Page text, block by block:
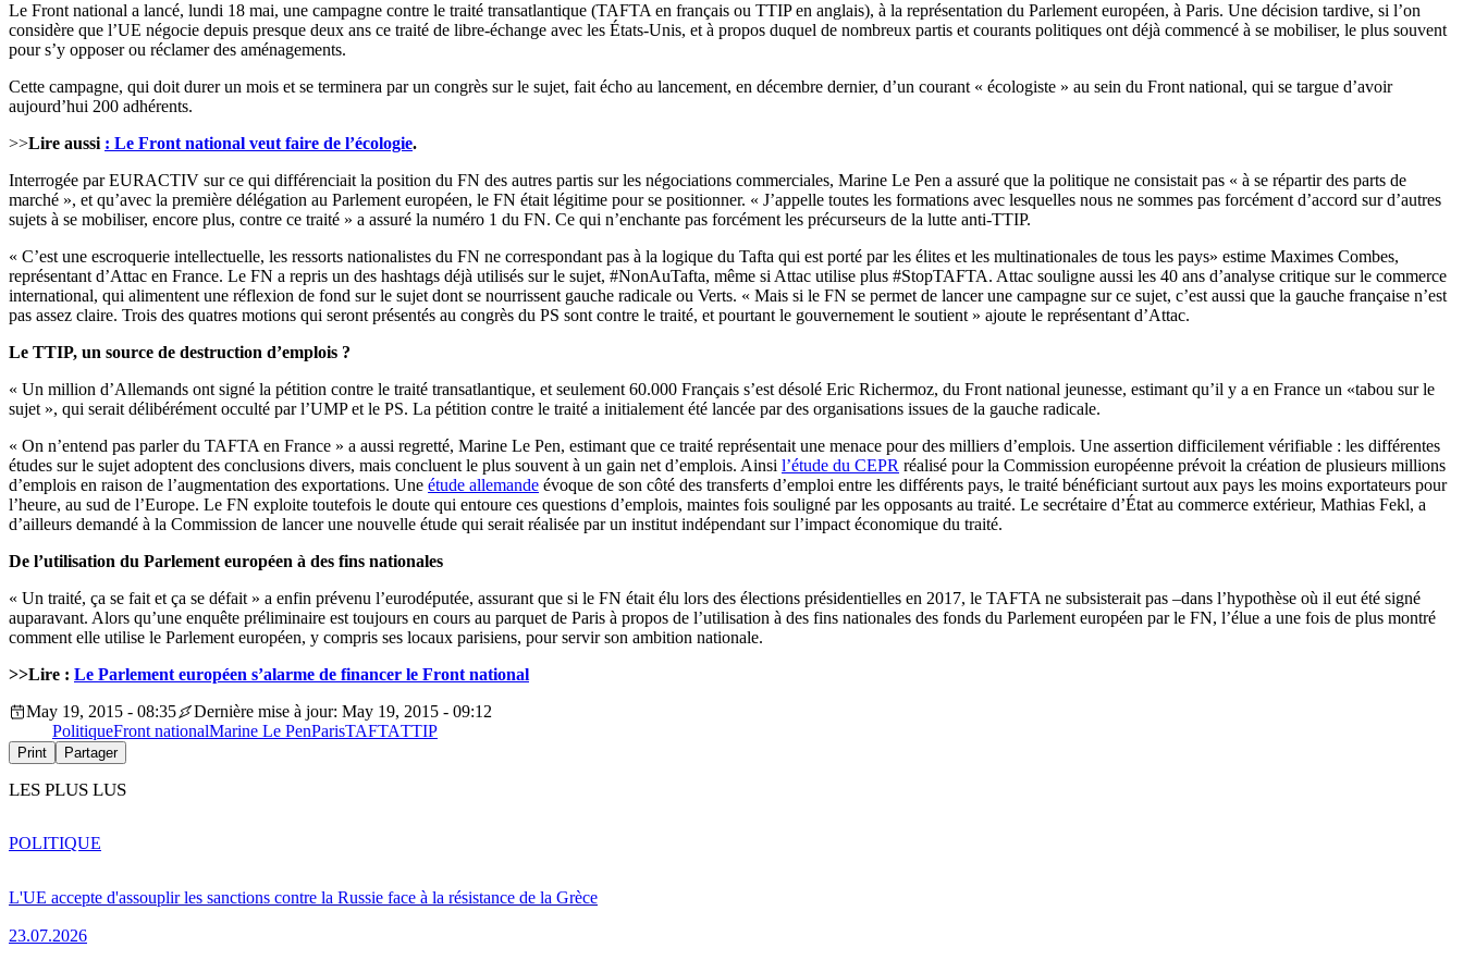
Le Front national a lancé, lundi 18 mai, une campagne contre le traité transatlantique (TAFTA en français ou TTIP en anglais), à la représentation du Parlement européen, à Paris. Une décision tardive, si l’on
considère que l’UE négocie depuis presque deux ans ce traité de libre-échange avec les États-Unis, et à propos duquel de nombreux partis et courants politiques ont déjà commencé à se mobiliser, le plus souvent
pour s’y opposer ou réclamer des aménagements.
Cette campagne, qui doit durer un mois et se terminera par un congrès sur le sujet, fait écho au lancement, en décembre dernier, d’un courant « écologiste » au sein du Front national, qui se targue d’avoir
aujourd’hui 200 adhérents.
>>Lire aussi : Le Front national veut faire de l’écologie.
Interrogée par EURACTIV sur ce qui différenciait la position du FN des autres partis sur les négociations commerciales, Marine Le Pen a assuré que la politique ne consistait pas « à se répartir des parts de
marché », et qu’avec la première délégation au Parlement européen, le FN était légitime pour se positionner. « J’appelle toutes les formations avec lesquelles nous ne sommes pas forcément d’accord sur d’autres
sujets à se mobiliser, encore plus, contre ce traité » a assuré la numéro 1 du FN. Ce qui n’enchante pas forcément les précurseurs de la lutte anti-TTIP.
« C’est une escroquerie intellectuelle, les ressorts nationalistes du FN ne correspondant pas à la logique du Tafta qui est porté par les élites et les multinationales de tous les pays» estime Maximes Combes,
représentant d’Attac en France. Le FN a repris un des hashtags déjà utilisés sur le sujet, #NonAuTafta, même si Attac utilise plus #StopTAFTA. Attac souligne aussi les 40 ans d’analyse critique sur le commerce
international, qui alimentent une réflexion de fond sur le sujet dont se nourrissent gauche radicale ou Verts. « Mais si le FN se permet de lancer une campagne sur ce sujet, c’est aussi que la gauche française n’est
pas assez claire. Trois des quatres motions qui seront présentés au congrès du PS sont contre le traité, et pourtant le gouvernement le soutient » ajoute le représentant d’Attac.
Le TTIP, un source de destruction d’emplois ?
« Un million d’Allemands ont signé la pétition contre le traité transatlantique, et seulement 60.000 Français s’est désolé Eric Richermoz, du Front national jeunesse, estimant qu’il y a en France un «tabou sur le
sujet », qui serait délibérément occulté par l’UMP et le PS. La pétition contre le traité a initialement été lancée par des organisations issues de la gauche radicale.
« On n’entend pas parler du TAFTA en France » a aussi regretté, Marine Le Pen, estimant que ce traité représentait une menace pour des milliers d’emplois. Une assertion difficilement vérifiable : les différentes
études sur le sujet adoptent des conclusions divers, mais concluent le plus souvent à un gain net d’emplois. Ainsi l’étude du CEPR réalisé pour la Commission européenne prévoit la création de plusieurs millions
d’emplois en raison de l’augmentation des exportations. Une étude allemande évoque de son côté des transferts d’emploi entre les différents pays, le traité bénéficiant surtout aux pays les moins exportateurs pour
l’heure, au sud de l’Europe. Le FN exploite toutefois le doute qui entoure ces questions d’emplois, maintes fois souligné par les opposants au traité. Le secrétaire d’État au commerce extérieur, Mathias Fekl, a
d’ailleurs demandé à la Commission de lancer une nouvelle étude qui serait réalisée par un institut indépendant sur l’impact économique du traité.
De l’utilisation du Parlement européen à des fins nationales
« Un traité, ça se fait et ça se défait » a enfin prévenu l’eurodéputée, assurant que si le FN était élu lors des élections présidentielles en 2017, le TAFTA ne subsisterait pas –dans l’hypothèse où il eut été signé
auparavant. Alors qu’une enquête préliminaire est toujours en cours au parquet de Paris à propos de l’utilisation à des fins nationales des fonds du Parlement européen par le FN, l’élue a une fois de plus montré
comment elle utilise le Parlement européen, y compris ses locaux parisiens, pour servir son ambition nationale.
>>Lire : Le Parlement européen s’alarme de financer le Front national
May 19, 2015 - 08:35
Dernière mise à jour: May 19, 2015 - 09:12
PolitiqueFront nationalMarine Le PenParisTAFTATTIP
Print Partager
LES PLUS LUS
L'UE accepte d'assouplir les sanctions contre la Russie face à la résistance de la Grèce
23.07.2026
POLITIQUE